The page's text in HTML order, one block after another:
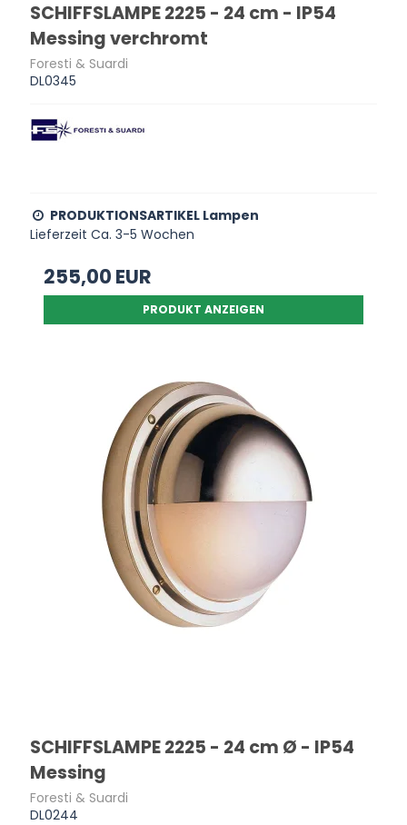
SCHIFFSLAMPE 2225 - 24 cm - IP54
Messing verchromt
Foresti & Suardi
DL0345
PRODUKTIONSARTIKEL Lampen
Lieferzeit Ca. 3-5 Wochen
255,00 EUR
PRODUKT ANZEIGEN
SCHIFFSLAMPE 2225 - 24 cm Ø - IP54
Messing
Foresti & Suardi
DL0244